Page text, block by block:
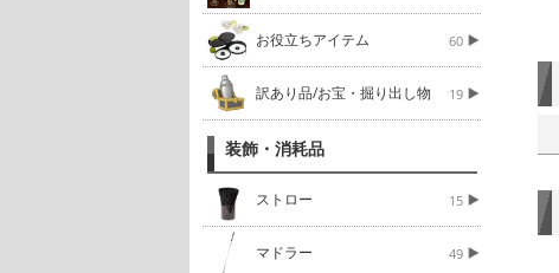
お役立ちアイテム 60
訳あり品/お宝・掘り出し物 19
装飾・消耗品
ストロー 15
マドラー 49